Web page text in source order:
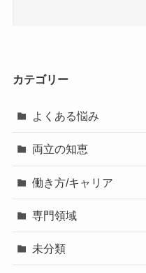
カテゴリー
よくある悩み
両立の知恵
働き方/キャリア
専門領域
未分類